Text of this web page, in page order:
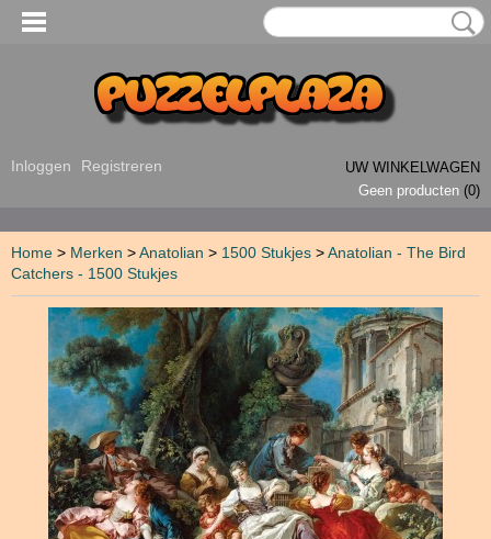
Inloggen Registreren
UW WINKELWAGEN
Geen producten (0)
Home > Merken >Anatolian > 1500 Stukjes >Anatolian - The Bird
Catchers - 1500 Stukjes